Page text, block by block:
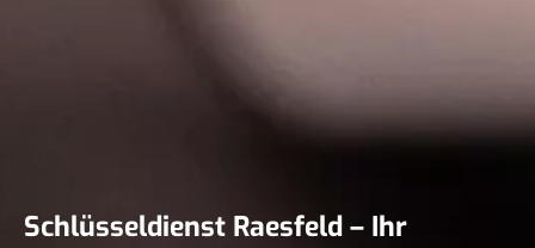
Schlüsseldienst Raesfeld – Ihr